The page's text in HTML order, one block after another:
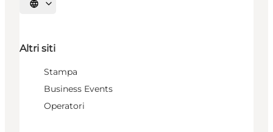
Seleziona la lingua
Altri siti
Stampa
Business Events
Operatori